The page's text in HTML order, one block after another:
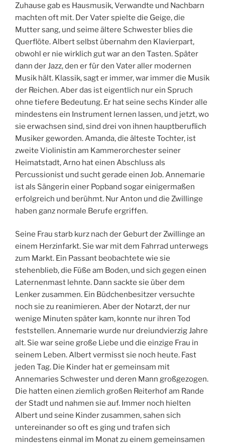
Zuhause gab es Hausmusik, Verwandte und Nachbarn
machten oft mit. Der Vater spielte die Geige, die
Mutter sang, und seime ältere Schwester blies die
Querflöte. Albert selbst übernahm den Klavierpart,
obwohl er nie wirklich gut war an den Tasten. Später
dann der Jazz, den er für den Vater aller modernen
Musik hält. Klassik, sagt er immer, war immer die Musik
der Reichen. Aber das ist eigentlich nur ein Spruch
ohne tiefere Bedeutung. Er hat seine sechs Kinder alle
mindestens ein Instrument lernen lassen, und jetzt, wo
sie erwachsen sind, sind drei von ihnen hauptberuflich
Musiker geworden. Amanda, die älteste Tochter, ist
zweite Violinistin am Kammerorchester seiner
Heimatstadt, Arno hat einen Abschluss als
Percussionist und sucht gerade einen Job. Annemarie
ist als Sängerin einer Popband sogar einigermaßen
erfolgreich und berühmt. Nur Anton und die Zwillinge
haben ganz normale Berufe ergriffen.
Seine Frau starb kurz nach der Geburt der Zwillinge an
einem Herzinfarkt. Sie war mit dem Fahrrad unterwegs
zum Markt. Ein Passant beobachtete wie sie
stehenblieb, die Füße am Boden, und sich gegen einen
Laternenmast lehnte. Dann sackte sie über dem
Lenker zusammen. Ein Büdchenbesitzer versuchte
noch sie zu reanimieren. Aber der Notarzt, der nur
wenige Minuten später kam, konnte nur ihren Tod
feststellen. Annemarie wurde nur dreiundvierzig Jahre
alt. Sie war seine große Liebe und die einzige Frau in
seinem Leben. Albert vermisst sie noch heute. Fast
jeden Tag. Die Kinder hat er gemeinsam mit
Annemaries Schwester und deren Mann großgezogen.
Die hatten einen ziemlich großen Reiterhof am Rande
der Stadt und nahmen sie auf. Immer noch hielten
Albert und seine Kinder zusammen, sahen sich
untereinander so oft es ging und trafen sich
mindestens einmal im Monat zu einem gemeinsamen